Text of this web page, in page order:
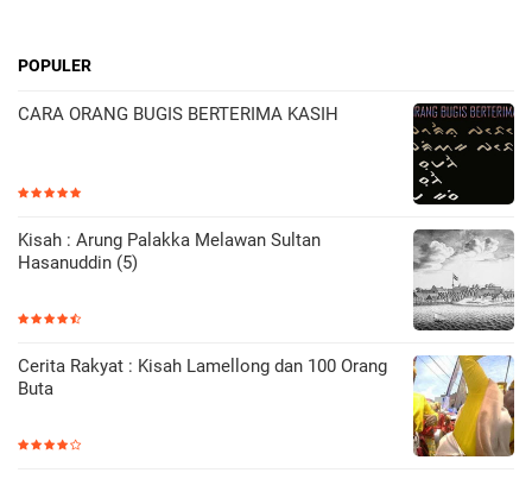
POPULER
CARA ORANG BUGIS BERTERIMA KASIH
Kisah : Arung Palakka Melawan Sultan
Hasanuddin (5)
Cerita Rakyat : Kisah Lamellong dan 100 Orang
Buta